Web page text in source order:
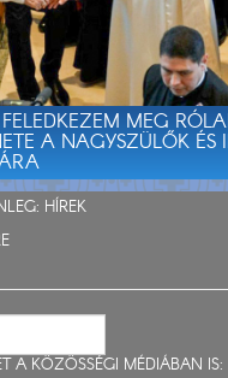
MEG
A NAGYSZÜLŐK ÉS
HÍREK
A KÖZÖSSÉGI MÉDIÁBAN IS: